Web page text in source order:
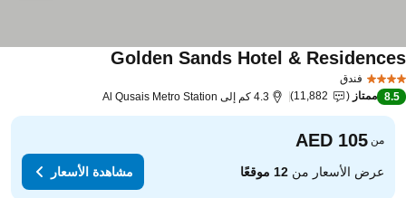
فندق
Golden Sands Hotel &
8.5 ممتاز 11,882 4.3 كم إلى Al Qusais Metro Station
من
عرض الأسعار من12 موقعًا مشاهدة الأسعار